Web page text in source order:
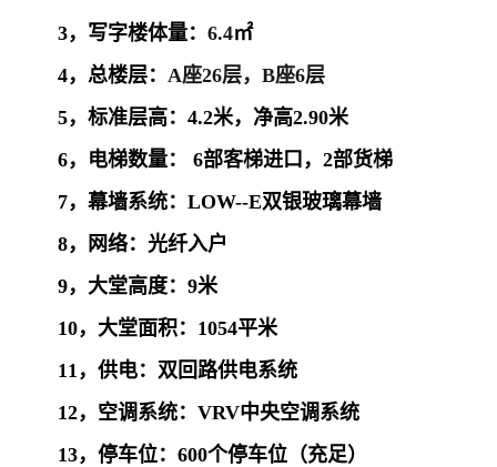
3，写字楼体量： 6.4㎡
4，总楼层： A座26层，B座6层
5，标准层高：4.2米，净高2.90米
6，电梯数量： 6部客梯进口，2部货梯
7，幕墙系统：LOW--E双银玻璃幕墙
8，网络：光纤入户
9，大堂高度：9米
10，大堂面积：1054平米
11，供电：双回路供电系统
12，空调系统：VRV中央空调系统
13，停车位：600个停车位（充足）